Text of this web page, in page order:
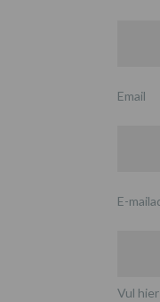
Email
E-
Vul